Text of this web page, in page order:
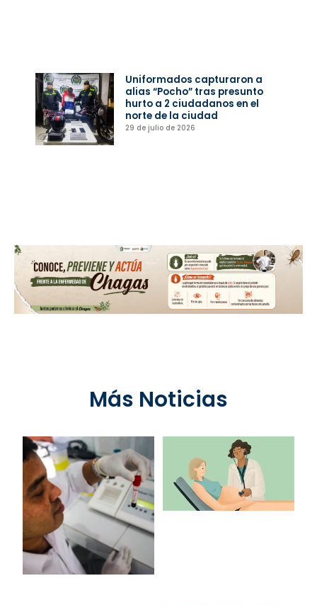
Uniformados capturaron a
alias “Pocho” tras presunto
hurto a 2 ciudadanos en el
norte de la ciudad
29 de julio de 2026
Más Noticias